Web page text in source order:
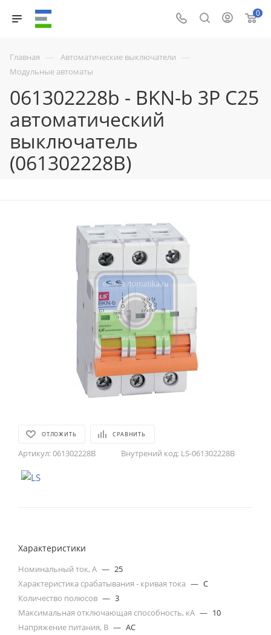
0
Главная — Автоматические выключатели —
Модульные автоматы
061302228b - BKN-b 3P C25
автоматический
выключатель
(061302228B)
ОТЛОЖИТЬ СРАВНИТЬ
Артикул:061302228B Внутрений код: LS-061302228B
Характеристики
Номинальный ток, А — 25
Характеристика срабатывания - кривая тока — C
Количество полюсов — 3
Максимальная отключающая способность, кА — 10
Напряжение питания, В — AC